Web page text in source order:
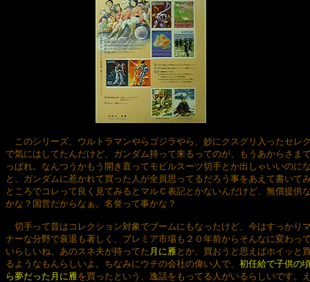
このシリーズ、ウルトラマンやらゴジラやら、妙にクスグリ入ったセレ
で気にはしてたんだけど、ガンダム持って来るってのが、もうあからさま
っぱれ。なんつうかもう開き直ってモビルスーツ切手とか出しゃいいのに
と、ガンダムに惹かれて買った人が全員思ってるだろう事をあえて書いて
ところでコレって良く見てみるとマルＣ表記とかないんだけど、無償提供
かな？国営だからなぁ。名誉って事かな？
切手って昔はコレクション対象でブームにもなったけど、今はすっかり
ナーな分野で衰退も著しく、プレミア市場も２０年前からそんなに変わっ
いらしいね。あのスネ夫が持ってた 月に雁とか、買おうと思えばホイッと
るようなもんらしいよ。ちなみにウチの会社の偉い人で、 初任給で子供の
ら夢だった月に雁を買ったという、逸話をもってる人がいるらしいです。